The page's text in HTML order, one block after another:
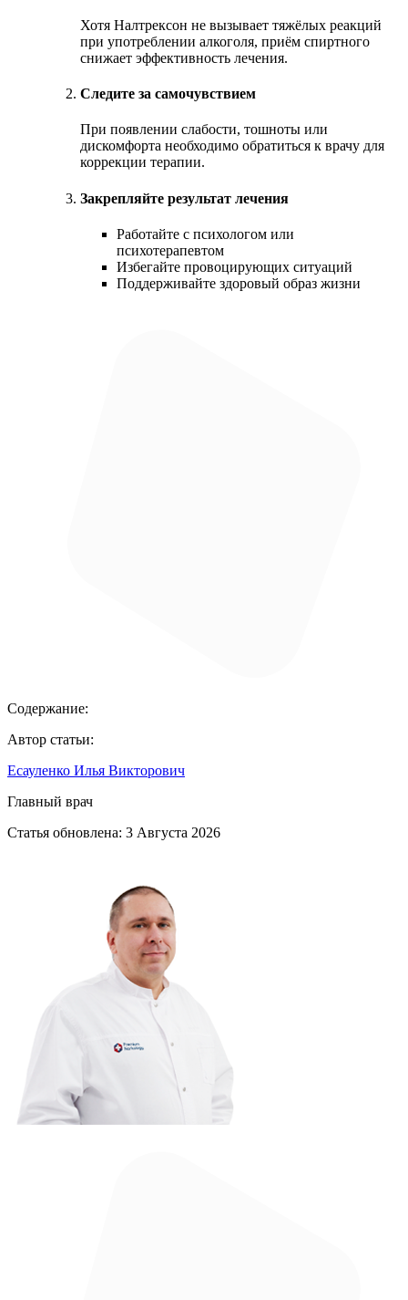
Хотя Налтрексон не вызывает тяжёлых реакций
при употреблении алкоголя, приём спиртного
снижает эффективность лечения.
Следите за самочувствием
При появлении слабости, тошноты или
дискомфорта необходимо обратиться к врачу для
коррекции терапии.
Закрепляйте результат лечения
Работайте с психологом или
психотерапевтом
Избегайте провоцирующих ситуаций
Поддерживайте здоровый образ жизни
Содержание:
Автор статьи:
Есауленко Илья Викторович
Главный врач
Статья обновлена: 3 Августа 2026